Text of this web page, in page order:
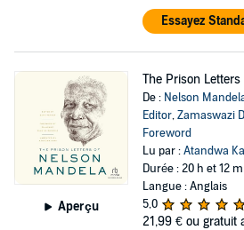
Essayez
Aperçu
The Prison
De : Nelson
Editor,Zamaswazi
Foreword
Lu par :Atandwa
Durée : 20 h et 12
Langue : Anglais
5,0
21,99 € ou gratuit